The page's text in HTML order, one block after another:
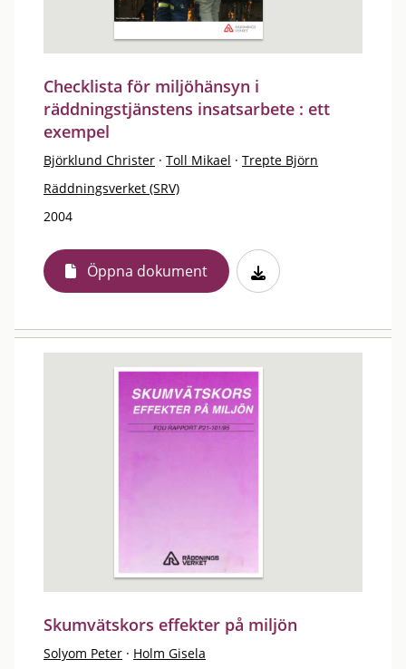
Checklista för miljöhänsyn i
räddningstjänstens insatsarbete : ett
exempel
Björklund Christer · Toll Mikael · Trepte Björn
Räddningsverket (SRV)
2004
Öppna dokument
Skumvätskors effekter på miljön
Solyom Peter · Holm Gisela